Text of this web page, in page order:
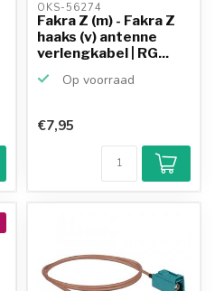
OKS-56274
Fakra Z (m) - Fakra Z
haaks (v) antenne
verlengkabel | RG...
Op voorraad
€7,95